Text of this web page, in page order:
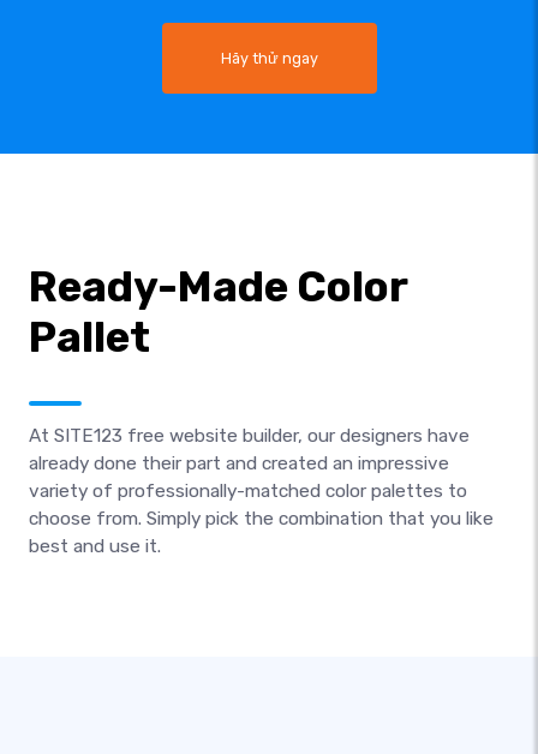
Hãy thử ngay
Ready-Made Color
Pallet
At SITE123 free website builder, our designers have
already done their part and created an impressive
variety of professionally-matched color palettes to
choose from. Simply pick the combination that you like
best and use it.